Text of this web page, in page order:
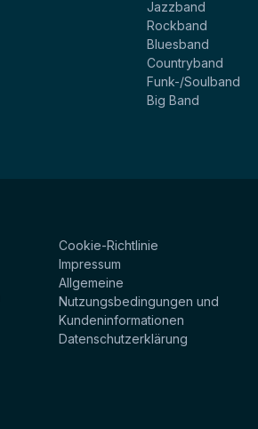
Jazzband
Rockband
Bluesband
Countryband
Funk-/Soulband
Big Band
Cookie-Richtlinie
Impressum
Allgemeine
Nutzungsbedingungen und
Kundeninformationen
Datenschutzerklärung